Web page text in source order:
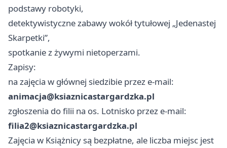
podstawy robotyki,
detektywistyczne zabawy wokół tytułowej „Jedenastej
Skarpetki”,
spotkanie z żywymi nietoperzami.
Zapisy:
na zajęcia w głównej siedzibie przez e-mail:
animacja@ksiaznicastargardzka.pl
zgłoszenia do filii na os. Lotnisko przez e-mail:
filia2@ksiaznicastargardzka.pl
Zajęcia w Książnicy są bezpłatne, ale liczba miejsc jest